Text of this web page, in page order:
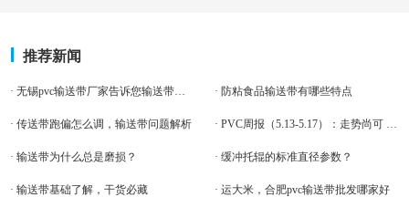
推荐新闻
· 无锡pvc输送带厂家告诉您输送带如何搬运 · 防粘食品输送带有哪些特点
· 传送带跑偏怎么调，输送带问题解析 · PVC周报（5.13-5.17）：走势尚可 PVC市场高位震
· 输送带为什么总是磨损？ · 缓冲托辊的标准直径参数？
· 输送带基础了解，干货必藏 · 运大米，合肥pvc输送带批发哪家好